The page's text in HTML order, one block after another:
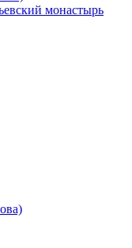
монастырь